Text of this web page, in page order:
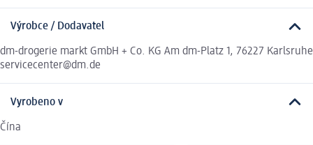
Výrobce / Dodavatel
dm-drogerie markt GmbH + Co. KG Am dm-Platz 1, 76227 Karlsruhe
servicecenter@dm.de
Vyrobeno v
Čína